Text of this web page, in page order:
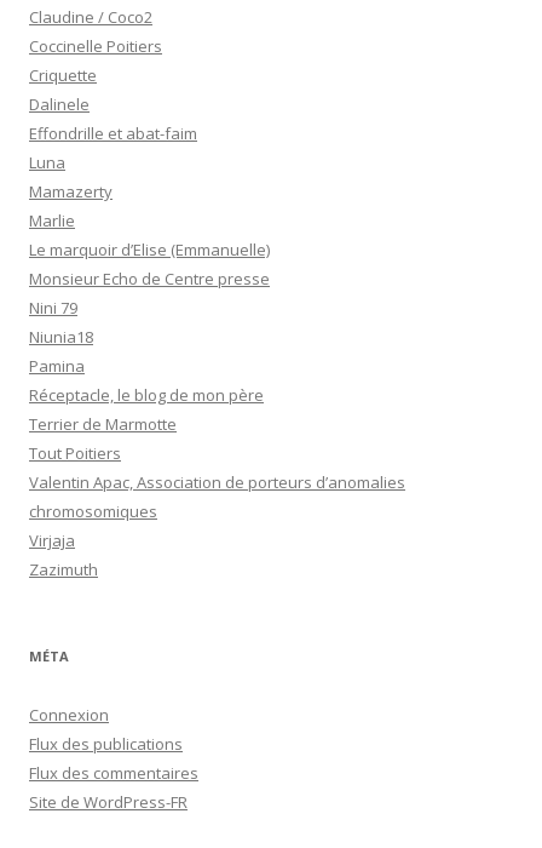
Claudine / Coco2
Coccinelle Poitiers
Criquette
Dalinele
Effondrille et abat-faim
Luna
Mamazerty
Marlie
Le marquoir d’Elise (Emmanuelle)
Monsieur Echo de Centre presse
Nini 79
Niunia18
Pamina
Réceptacle, le blog de mon père
Terrier de Marmotte
Tout Poitiers
Valentin Apac, Association de porteurs d’anomalies
chromosomiques
Virjaja
Zazimuth
MÉTA
Connexion
Flux des publications
Flux des commentaires
Site de WordPress-FR